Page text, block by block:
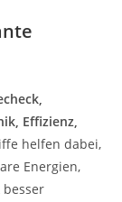
Effizienz,
helfen dabei,
Energien,